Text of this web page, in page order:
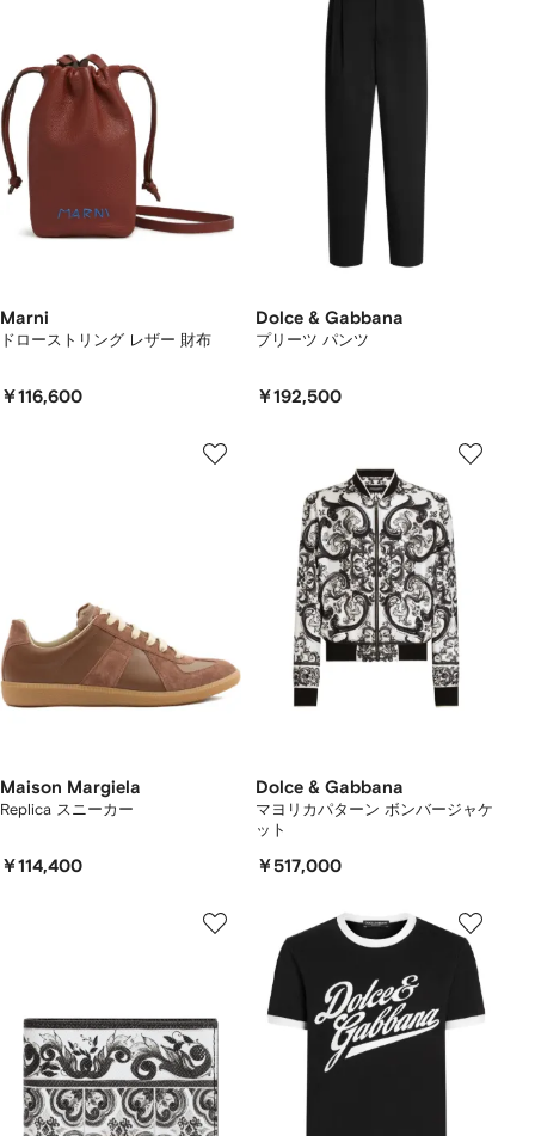
Marni
ドローストリング レザー 財布
￥116,600
Dolce & Gabbana
プリーツ パンツ
￥192,500
Maison Margiela
Replica スニーカー
￥114,400
Dolce & Gabbana
マヨリカパターン ボンバージャケ
ット
￥517,000